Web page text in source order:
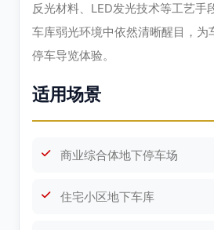
反光材料、LED发光技术等工艺手
车库弱光环境中依然清晰醒目，为
停车导览体验。
适用场景
商业综合体地下停车场
住宅小区地下车库